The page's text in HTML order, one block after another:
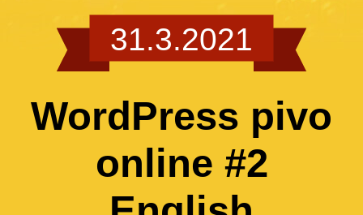
31.3.2021
WordPress pivo
online #2